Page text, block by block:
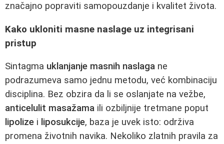
značajno popraviti samopouzdanje i kvalitet života.
Kako ukloniti masne naslage uz integrisani
pristup
Sintagma uklanjanje masnih naslaga ne
podrazumeva samo jednu metodu, već kombinaciju
disciplina. Bez obzira da li se oslanjate na vežbe,
anticelulit masažama ili ozbiljnije tretmane poput
lipolize i liposukcije, baza je uvek isto: održiva
promena životnih navika. Nekoliko zlatnih pravila za